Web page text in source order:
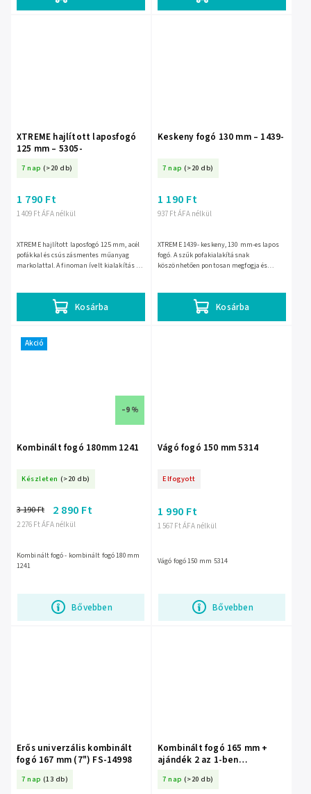
XTREME hajlított laposfogó
125 mm – 5305-
7 nap (>20 db)
1 409 Ft ÁFA nélkül
1 790 Ft
Kosárba
XTREME hajlított laposfogó 125 mm, acél
pofákkal és csúszásmentes műanyag
markolattal. A finoman ívelt kialakítás és
Keskeny fogó 130 mm – 1439-
7 nap (>20 db)
937 Ft ÁFA nélkül
1 190 Ft
Kosárba
XTREME 1439- keskeny, 130 mm-es lapos
fogó. A szűk pofakialakításnak
köszönhetően pontosan megfogja és
Akció
–9 %
Kombinált fogó 180mm 1241
Készleten (>20 db)
2 276 Ft ÁFA nélkül
3 190 Ft 2 890 Ft
Bővebben
Kombinált fogó - kombinált fogó 180mm
1241
Vágó fogó 150 mm 5314
Elfogyott
1 567 Ft ÁFA nélkül
1 990 Ft
Bővebben
Vágó fogó 150 mm 5314
Erős univerzális kombinált
fogó 167 mm (7") FS-14998
7 nap (13 db)
Kombinált fogó 165 mm +
ajándék 2 az 1-ben
7 nap (>20 db)